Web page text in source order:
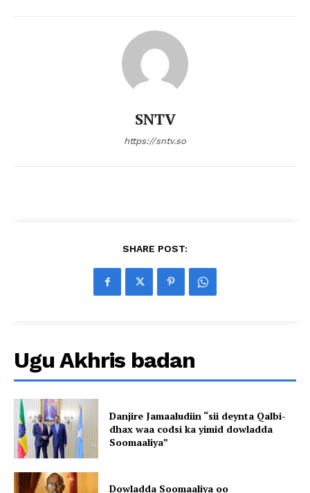
SNTV
https://sntv.so
SHARE POST:
Ugu Akhris badan
Danjire Jamaaludiin “sii deynta Qalbi-
dhax waa codsi ka yimid dowladda
Soomaaliya”
Dowladda Soomaaliya oo